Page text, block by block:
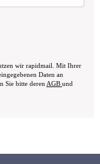
wir rapidmail. Mit Ihrer
Daten an
Sie bitte deren AGB und